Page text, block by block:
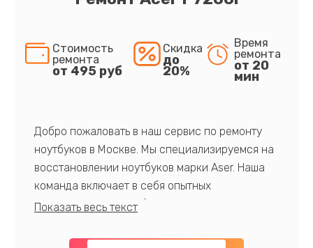
Стоимость
ремонта
от 495 руб
Скидка
до
20%
Время
ремонта
от 20
мин
Добро пожаловать в наш сервис по ремонту
ноутбуков в Москве. Мы специализируемся на
восстановлении ноутбуков марки Aser. Наша
команда включает в себя опытных
профессионалов с обширными знаниями и
предлагаем быстрый и качественный ремонт с